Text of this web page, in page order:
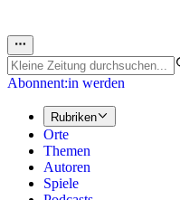
Abonnent:in werden
Rubriken
Orte
Themen
Autoren
Spiele